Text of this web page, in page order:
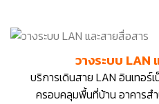
วางระบบ LAN
บริการเดินสาย LAN อินเทอร์
ครอบคลุมพื้นที่บ้าน อาคารส